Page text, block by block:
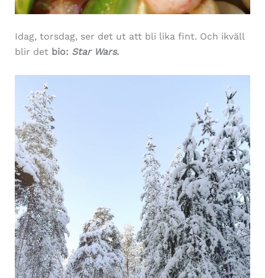
Idag, torsdag, ser det ut att bli lika fint. Och ikväll
blir det bio: Star Wars.